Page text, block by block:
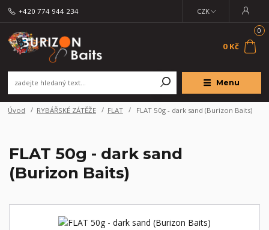
Menu
CZK
+420 774 944 234
0
0 Kč
Úvod RYBÁŘSKÉ ZÁTĚŽE FLAT FLAT 50g - dark sand (Burizon Baits)
FLAT 50g - dark sand
(Burizon Baits)